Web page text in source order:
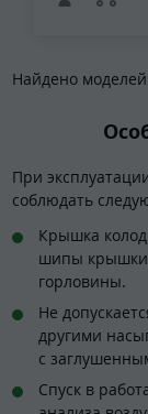
Найдено
При
соблюдать
Крышка
шипы крышки
горловины.
Не
другими
с
Спуск в